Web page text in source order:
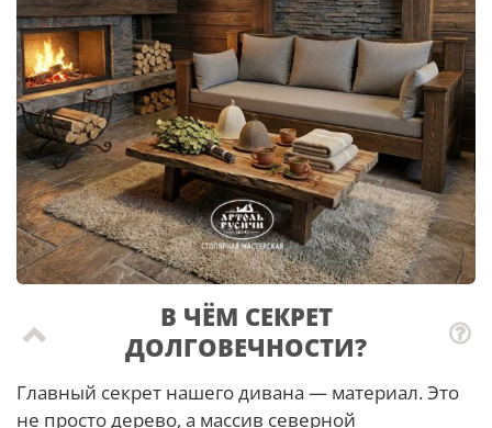
В ЧЁМ СЕКРЕТ
ДОЛГОВЕЧНОСТИ?
Главный секрет нашего дивана — материал. Это
не просто дерево, а массив северной